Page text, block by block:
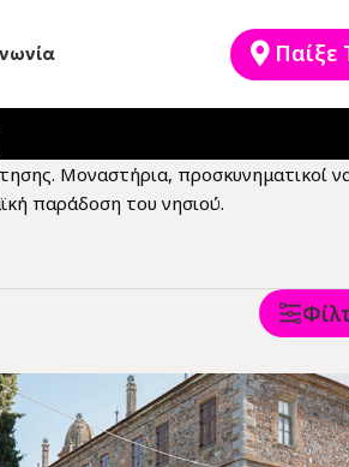
Παίξε
Μοναστήρια, προσκυνηματικοί
παράδοση του νησιού.